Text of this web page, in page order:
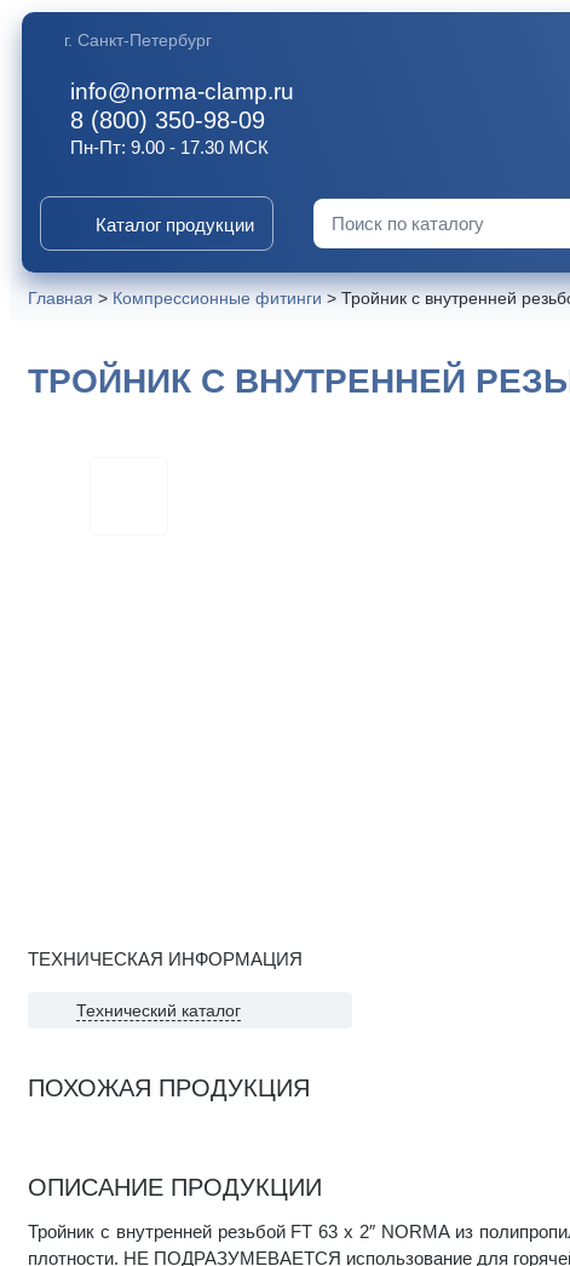
г. Санкт-Петербург
info@norma-clamp.ru
8 (800) 350-98-09
Пн-Пт: 9.00 - 17.30 МСК
Каталог продукции Искать:
Главная > Компрессионные фитинги > Тройник с внутренней
ТРОЙНИК С ВНУТРЕННЕЙ
ТЕХНИЧЕСКАЯ ИНФОРМАЦИЯ
Технический каталог
ПОХОЖАЯ ПРОДУКЦИЯ
ОПИСАНИЕ ПРОДУКЦИИ
Тройник с внутренней резьбой FT 63 x 2″ NORMA из
плотности. НЕ ПОДРАЗУМЕВАЕТСЯ использование для